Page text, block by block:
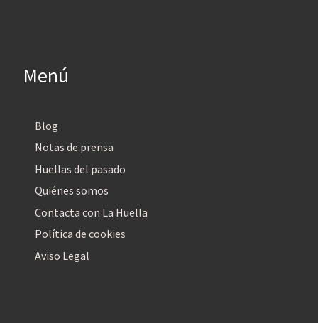
Menú
Blog
Notas de prensa
Huellas del pasado
Quiénes somos
Contacta con La Huella
Política de cookies
Aviso Legal